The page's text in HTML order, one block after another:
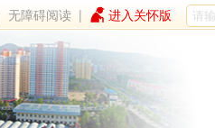
无障碍阅读 | 进入关怀版